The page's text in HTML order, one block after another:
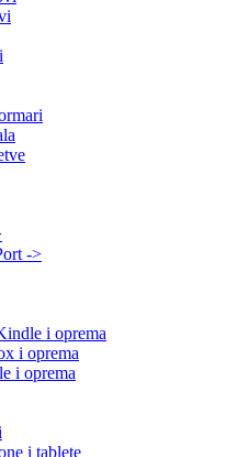
->
i oprema
i oprema
i oprema
i tablete